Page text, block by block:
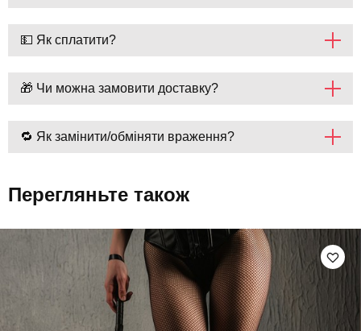
💵 Як сплатити?
🎁 Чи можна замовити доставку?
🔁 Як замінити/обміняти враження?
Перегляньте також